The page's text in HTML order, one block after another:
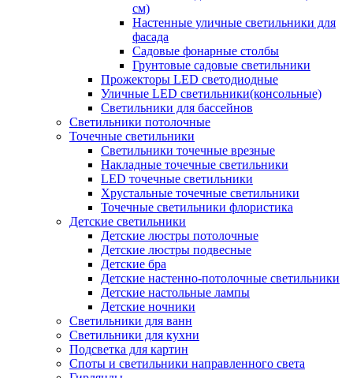
см)
Настенные уличные светильники для
фасада
Садовые фонарные столбы
Грунтовые садовые светильники
Прожекторы LED светодиодные
Уличные LED светильники(консольные)
Светильники для бассейнов
Светильники потолочные
Точечные светильники
Светильники точечные врезные
Накладные точечные светильники
LED точечные светильники
Хрустальные точечные светильники
Точечные светильники флористика
Детские светильники
Детские люстры потолочные
Детские люстры подвесные
Детские бра
Детские настенно-потолочные светильники
Детские настольные лампы
Детские ночники
Светильники для ванн
Светильники для кухни
Подсветка для картин
Споты и светильники направленного света